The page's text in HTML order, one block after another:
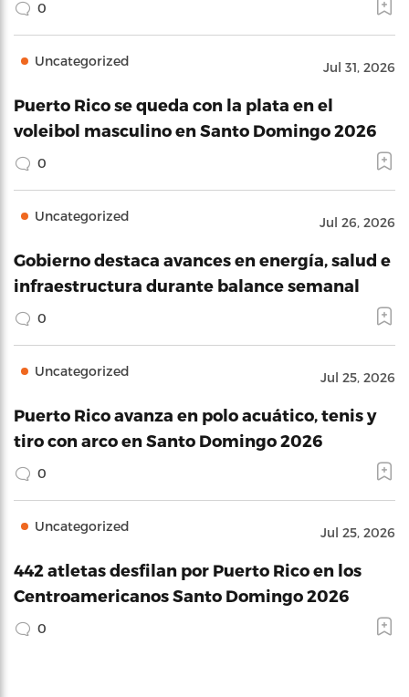
0
Uncategorized Jul 31, 2026
Puerto Rico se queda con la plata en el
voleibol masculino en Santo Domingo 2026
0
Uncategorized Jul 26, 2026
Gobierno destaca avances en energía, salud e
infraestructura durante balance semanal
0
Uncategorized Jul 25, 2026
Puerto Rico avanza en polo acuático, tenis y
tiro con arco en Santo Domingo 2026
0
Uncategorized Jul 25, 2026
442 atletas desfilan por Puerto Rico en los
Centroamericanos Santo Domingo 2026
0